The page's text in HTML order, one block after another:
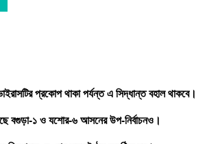
প্রকোপ থাকা পর্যন্ত এ সিদ্ধান্ত বহাল থাকবে।
বগুড়া-১ ও যশোর-৬ আসনের উপ-নির্বাচনও।